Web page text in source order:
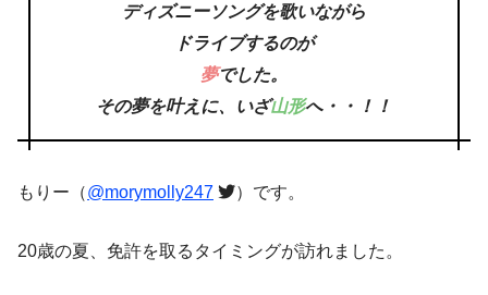
ディズニーソングを歌いながら
ドライブするのが
夢でした。
その夢を叶えに、いざ山形へ・・！！
もりー（@morymolly247 ）です。
20歳の夏、免許を取るタイミングが訪れました。